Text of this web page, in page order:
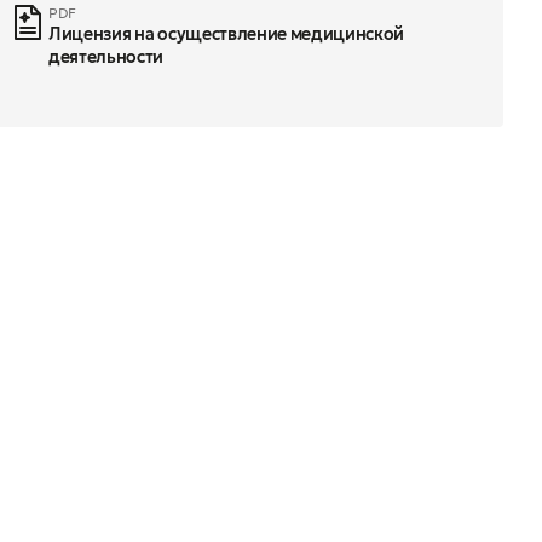
PDF
Лицензия на осуществление медицинской
деятельности